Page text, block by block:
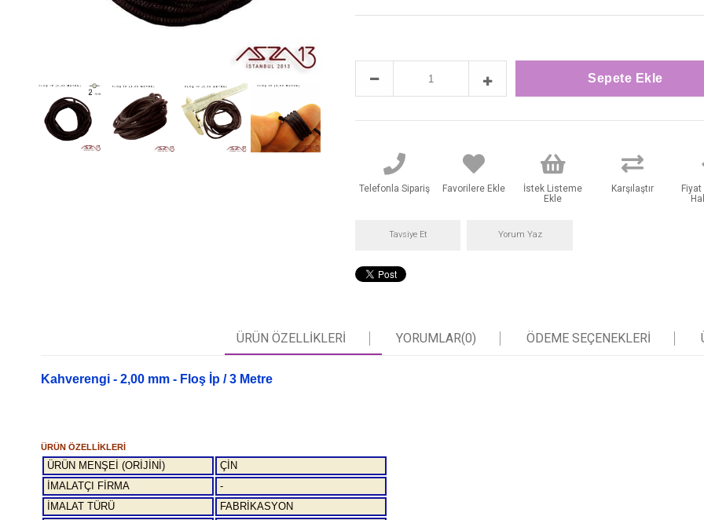
Telefonla Sipariş Favorilere Ekle
İstek Listeme
Ekle
Karşılaştır
Tavsiye Et Yorum Yaz
ÜRÜN ÖZELLIKLERI YORUMLAR(0) ÖDEME SEÇENEKLERI
Kahverengi - 2,00 mm - Floş İp / 3 Metre
ÜRÜN ÖZELLİKLERİ
ÜRÜN MENŞEİ (ORİJİNİ)
ÇİN
İMALATÇI FİRMA
-
İMALAT TÜRÜ
FABRİKASYON